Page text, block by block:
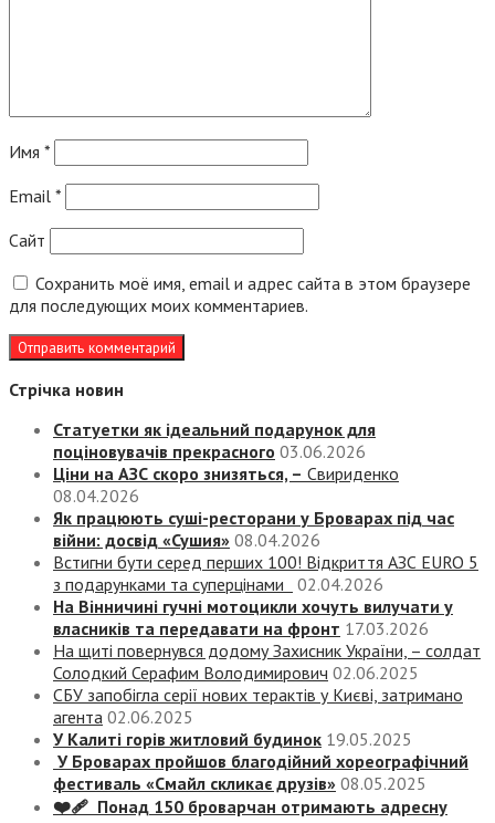
Имя *
Email *
Сайт
Сохранить моё имя, email и адрес сайта в этом браузере
для последующих моих комментариев.
Стрічка новин
Статуетки як ідеальний подарунок для
поціновувачів прекрасного 03.06.2026
Ціни на АЗС скоро знизяться, – Свириденко
08.04.2026
Як працюють суші-ресторани у Броварах під час
війни: досвід «Сушия» 08.04.2026
Встигни бути серед перших 100! Відкриття АЗС EURO 5
з подарунками та суперцінами
02.04.2026
На Вінничині гучні мотоцикли хочуть вилучати у
власників та передавати на фронт 17.03.2026
На щиті повернувся додому Захисник України, – солдат
Солодкий Серафим Володимирович 02.06.2025
СБУ запобігла серії нових терактів у Києві, затримано
агента 02.06.2025
У Калиті горів житловий будинок 19.05.2025
У Броварах пройшов благодійний хореографічний
фестиваль «Смайл скликає друзів» 08.05.2025
❤️‍🩹 Понад 150 броварчан отримають адресну